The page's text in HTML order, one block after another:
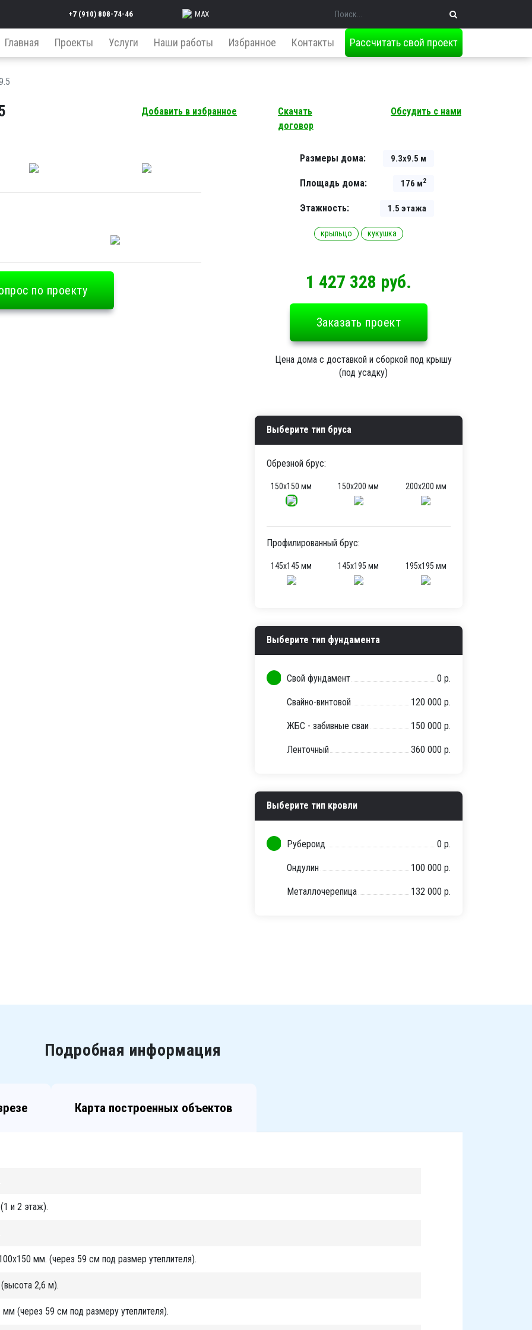
MAX
+7 (910) 808-74-46 Поиск
Главная Проекты Услуги Наши работы Избранное Контакты Рассчитать свой проект
Добавить в избранное
по проекту
Скачать
договор
Обсудить с нами
Размеры дома: 9.3х9.5 м
Площадь дома: 176 м2
Этажность: 1.5 этажа
крыльцо кукушка
1 427 328 руб.
Заказать проект
Цена дома с доставкой и сборкой под крышу
(под усадку)
Выберите тип бруса
Обрезной брус:
150х150 мм 150х200 мм 200х200 мм
Профилированный брус:
145х145 мм 145х195 мм 195х195 мм
Выберите тип фундамента
Свой фундамент 0 р.
Свайно-винтовой 120 000 р.
ЖБС - забивные сваи 150 000 р.
Ленточный 360 000 р.
Выберите тип кровли
Рубероид 0 р.
Ондулин 100 000 р.
Металлочерепица 132 000 р.
Подробная информация
Карта построенных объектов
и 2 этаж).
мм. (через 59 см под размер утеплителя).
2,6 м).
(через 59 см под размеру утеплителя).